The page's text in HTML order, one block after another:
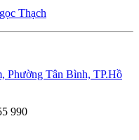
Phường Tân Bình, TP.Hồ
990